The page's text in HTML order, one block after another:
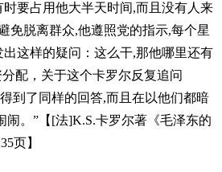
时要占用他大半天时间,而且没有人来
免脱离群众,他遵照党的指示,每个星
这样的疑问：这么干,那他哪里还有
配，关于这个卡罗尔反复追问
到了同样的回答,而且在以他们都暗
闹。”【 [法]K.S.卡罗尔著《毛泽东的
页】